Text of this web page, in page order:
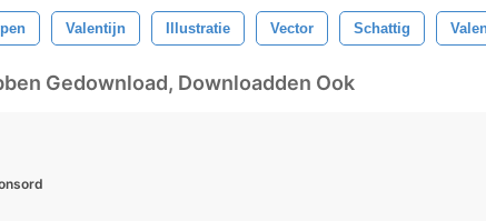
Valentijn Illustratie Vector Schattig
Gedownload, Downloadden Ook